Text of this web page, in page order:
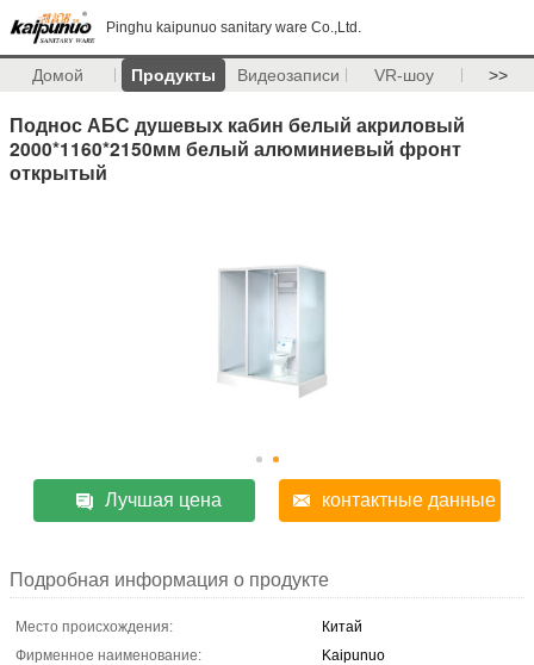
Pinghu kaipunuo sanitary ware Co.,Ltd.
Домой Продукты Видеозаписи VR-шоу >>
Поднос АБС душевых кабин белый акриловый
2000*1160*2150мм белый алюминиевый фронт
открытый
Лучшая цена контактные данные
Подробная информация о продукте
Место происхождения:
Китай
Фирменное наименование:
Kaipunuo